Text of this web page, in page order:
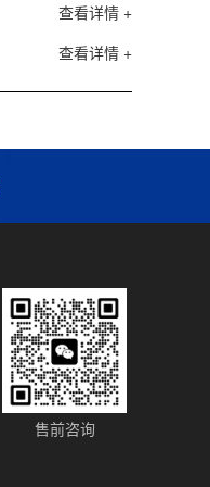
查看详情 +
查看详情 +
售前咨询